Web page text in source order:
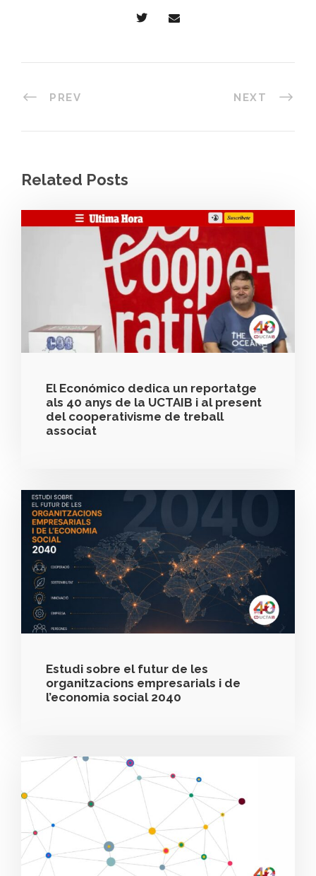
PREV NEXT
Related Posts
El Económico dedica un reportatge
als 40 anys de la UCTAIB i al present
del cooperativisme de treball
associat
Estudi sobre el futur de les
organitzacions empresarials i de
l’economia social 2040